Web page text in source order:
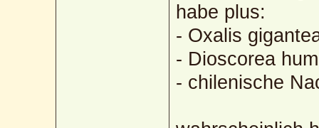
habe plus:
- Oxalis
- Dioscorea
- chilenische